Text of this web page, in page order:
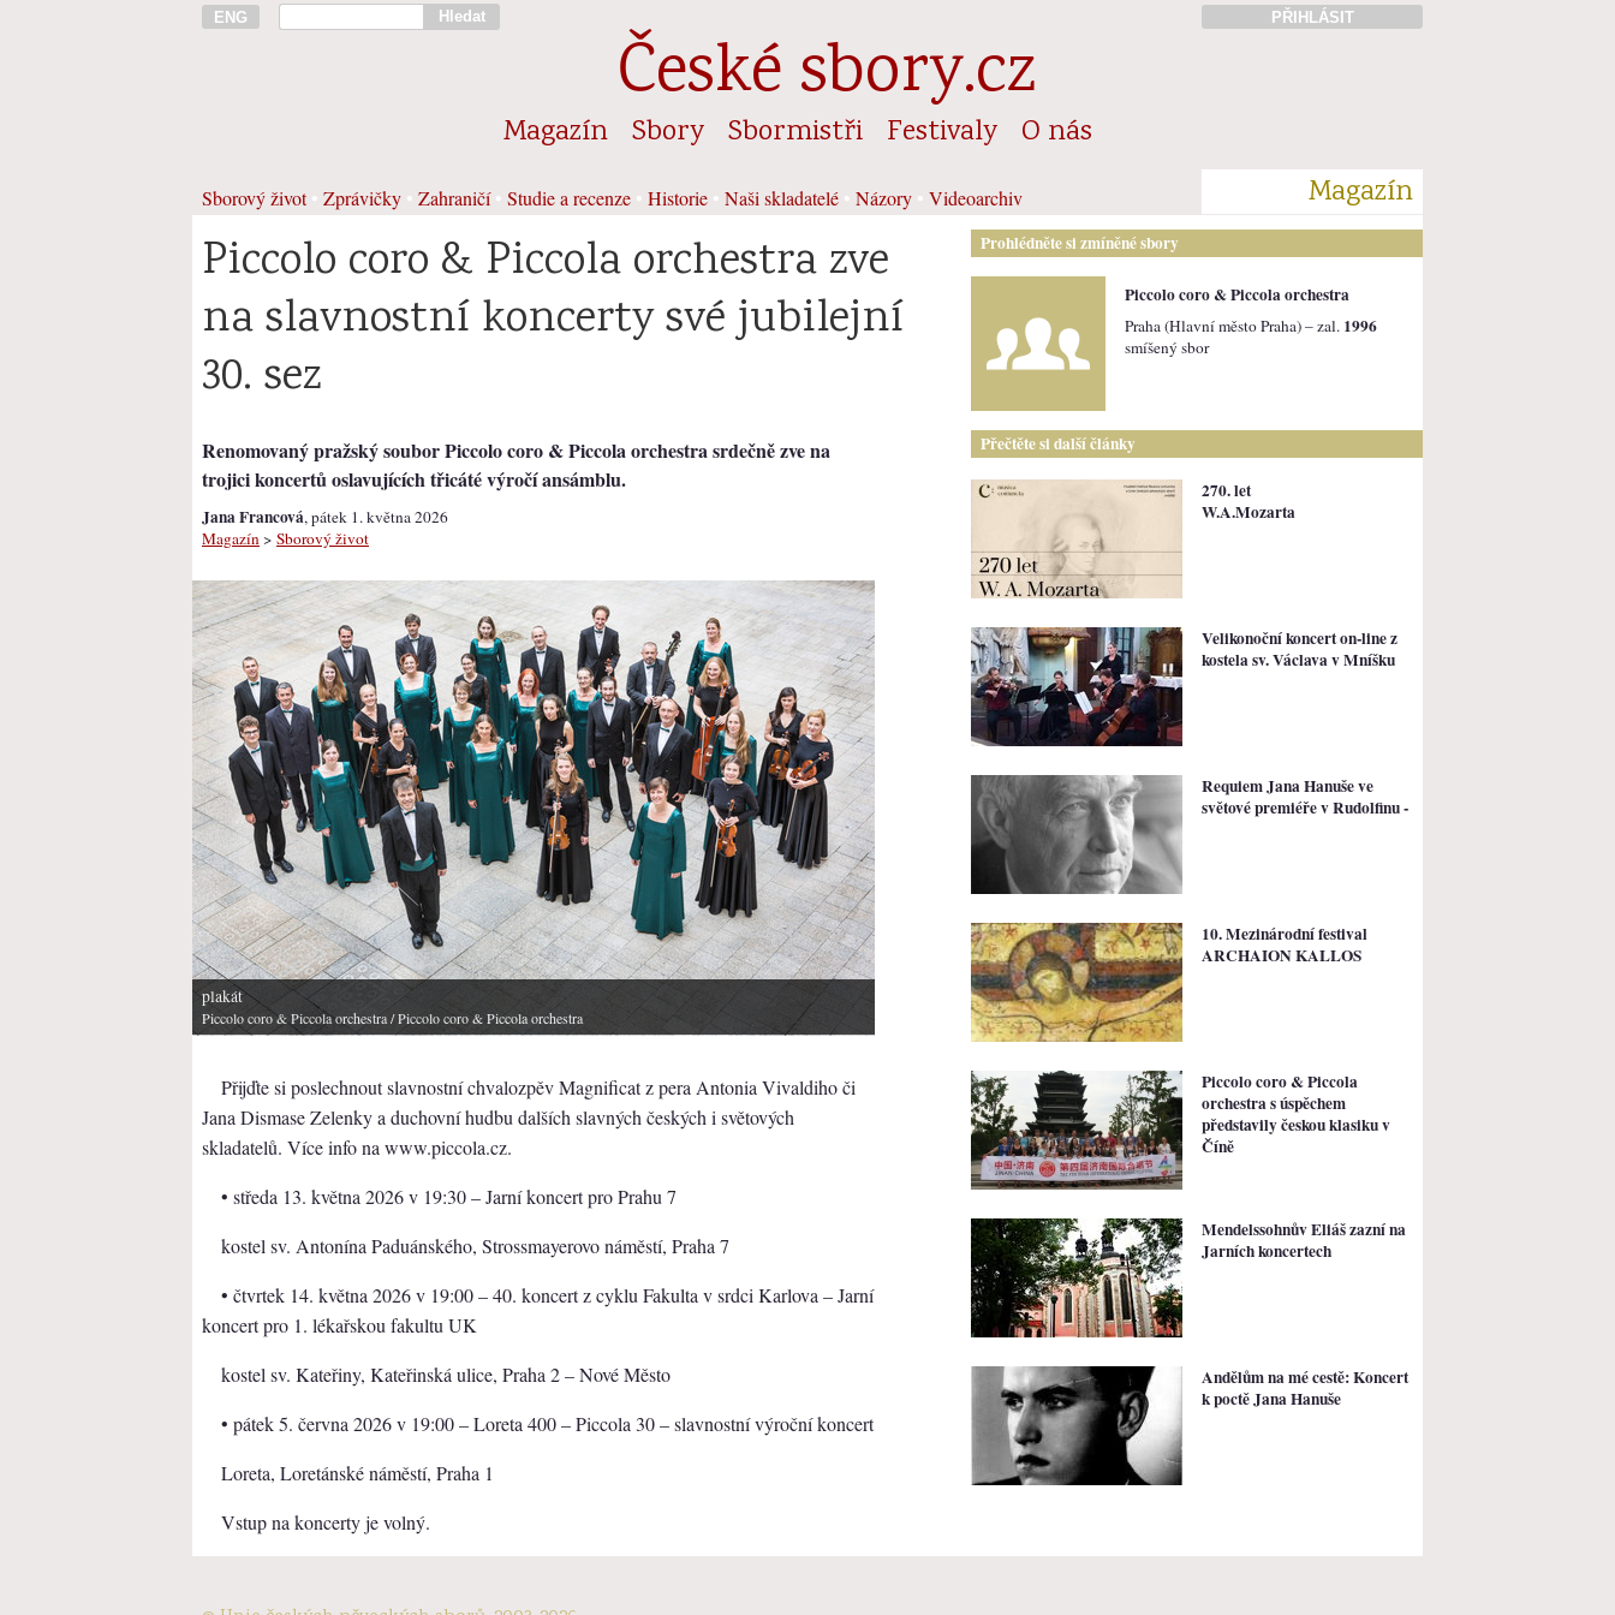
ENG Hledat PŘIHLÁSIT
České sbory.cz
Magazín Sbory Sbormistři Festivaly O nás
Sborový život• Zprávičky Zahraničí• Studie a recenze Historie Naši skladatelé Názory Videoarchiv Magazín
Piccolo coro & Piccola orchestra zve
na slavnostní koncerty své jubilejní
30. sez
Renomovaný pražský soubor Piccolo coro & Piccola orchestra srdečně zve na
trojici koncertů oslavujících třicáté výročí ansámblu.
Jana Francová, pátek 1. května 2026
Magazín > Sborový život
plakát
Piccolo coro & Piccola orchestra/ Piccolo coro & Piccola orchestra
Přijďte si poslechnout slavnostní chvalozpěv Magnificat z pera Antonia Vivaldiho či
Jana Dismase Zelenky a duchovní hudbu dalších slavných českých i světových
skladatelů. Více info na www.piccola.cz.
• středa 13. května 2026 v 19:30 – Jarní koncert pro Prahu 7
kostel sv. Antonína Paduánského, Strossmayerovo náměstí, Praha 7
• čtvrtek 14. května 2026 v 19:00 – 40. koncert z cyklu Fakulta v srdci Karlova – Jarní
koncert pro 1. lékařskou fakultu UK
kostel sv. Kateřiny, Kateřinská ulice, Praha 2 – Nové Město
• pátek 5. června 2026 v 19:00 – Loreta 400 – Piccola 30 – slavnostní výroční koncert
Loreta, Loretánské náměstí, Praha 1
Vstup na koncerty je volný.
Prohlédněte si zmíněné sbory
Piccolo coro & Piccola orchestra
Praha (Hlavní město Praha) – zal. 1996
smíšený sbor
Přečtěte si další články
270. let
W.A.Mozarta
Velikonoční koncert on-line z
kostela sv. Václava v Mníšku
Requiem Jana Hanuše ve
světové premiéře v Rudolfinu -
10. Mezinárodní festival
ARCHAION KALLOS
Piccolo coro & Piccola
orchestra s úspěchem
představily českou klasiku v
Číně
Mendelssohnův Eliáš zazní na
Jarních koncertech
Andělům na mé cestě: Koncert
k poctě Jana Hanuše